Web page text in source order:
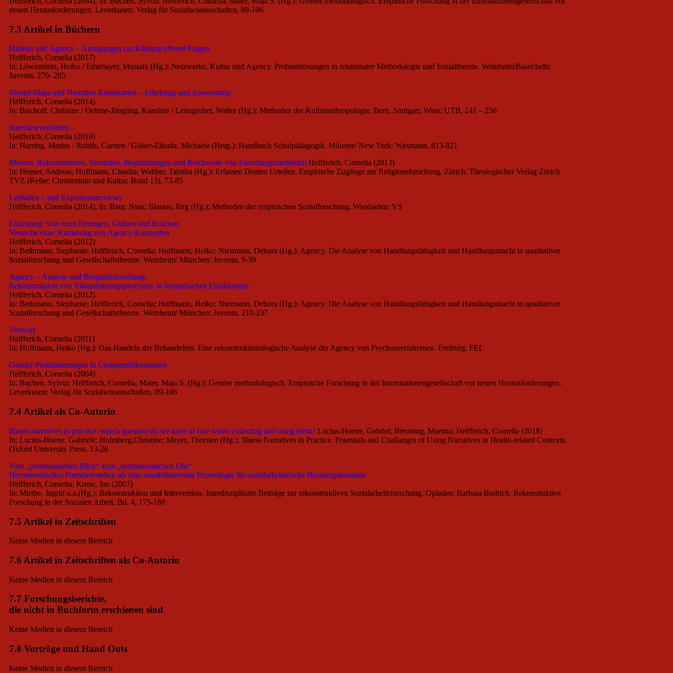
neuen Herausforderungen. Leverkusen: Verlag für Sozialwissenschaften, 89-106
7.3 Artikel in Büchern
Habitus und Agency – Anregungen zur Klärung offener Fragen
Helfferich, Cornelia (2017)
In: Löwenstein, Heiko / Emirbayer, Mustafa (Hg.): Netzwerke, Kultur und Agency. Problemlösungen in relationaler Methodologie und Sozialtheorie. Weinheim/Basel:beltz
Juventa, 270- 285
Mental Maps und Narrative Raumkarten – Erhebung und Auswertung
Helfferich, Cornelia (2014)
In: Bischoff, Christine / Oehme-Jüngling, Karoline / Leimgruber, Walter (Hg.): Methoden der Kulturanthropologie. Bern, Stuttgart, Wien: UTB, 241 – 256
Interviewverfahren
Helfferich, Cornelia (2019)
In: Harring, Marius / Rohlfs, Carsten / Gläser-Zikuda, Michaela (Hrsg.): Handbuch Schulpädagogik. Münster/ New York: Waxmann, 813-821
Messen, Rekonstruieren, Verstehen. Begründungen und Reichweite von Forschungsmethoden Helfferich, Cornelia (2013)
In: Heuser, Andreas; Hoffmann, Claudia; Walther, Tabitha (Hg.): Erfassen Deuten Urteilen. Empirische Zugänge zur Religionsforschung. Zürich: Theologischer Verlag Zürich
TVZ (Reihe: Christentum und Kultur, Band 13), 73-85
Leitfaden – und Experteninterviews
Helfferich, Cornelia (2014). In: Baur, Nina; Blasius, Jörg (Hg.): Methoden der empirischen Sozialforschung. Wiesbaden: VS
Einleitung: Von roten Heringen, Gräben und Brücken
Versuche einer Kartierung von Agency-Konzepten
Helfferich, Cornelia (2012)
In: Bethmann, Stephanie; Helfferich, Cornelia; Hoffmann, Heiko; Niermann, Debora (Hg.): Agency. Die Analyse von Handlungsfähigkeit und Handlungsmacht in qualitativer
Sozialforschung und Gesellschaftstheorie. Weinheim/ München: Juventa, 9-39
Agency – Analyse und Biografieforschung:
Rekonstruktion von Viktimisierungsprozessen in biografischen Erzählungen
Helfferich, Cornelia (2012)
In: Bethmann, Stephanie; Helfferich, Cornelia; Hoffmann, Heiko; Niermann, Debora (Hg.): Agency. Die Analyse von Handlungsfähigkeit und Handlungsmacht in qualitativer
Sozialforschung und Gesellschaftstheorie. Weinheim/ München: Juventa, 210-237
Vorwort
Helfferich, Cornelia (2011)
In: Hoffmann, Heiko (Hg.): Das Handeln der Behandelten. Eine rekonstruktionslogische Analyse der Agency von Psychoseerfahrenen. Freiburg: FEL
Gender-Positionierungen in Gruppendiskussionen
Helfferich, Cornelia (2004)
In: Buchen, Sylvia; Helfferich, Cornelia; Maier, Maja S. (Hg.): Gender methodologisch. Empirische Forschung in der Informationengesellschaft vor neuen Herausforderungen.
Leverkusen: Verlag für Sozialwissenschaften, 89-106
7.4 Artikel als Co-Autorin
Illness narratives in practice: which question do we have to face when collecting and using them? Lucius-Hoene, Gabriel; Breuning, Martina; Helfferich, Cornelia (2018)
In: Lucius-Hoene, Gabriele; Holmberg,Christine; Meyer, Thorsten (Hg.): Illness Narratives in Practice. Potentials and Challanges of Using Narratives in Health-related Contexts.
Oxford University Press, 13-26
Vom „professionellen Blick“ zum „hermeneutischen Ohr“
Hermeneutisches Fremdverstehen als eine sensibilisierende Praxeologie für sozialarbeiterische Beratungskontakte
Helfferich, Cornelia; Kruse, Jan (2007)
In: Miethe, Ingrid u.a.(Hg.): Rekonstruktion und Intervention. Interdisziplinäre Beiträge zur rekonstruktiven Sozialarbeitsforschung. Opladen: Barbara Budrich. Rekonstruktive
Forschung in der Sozialen Arbeit, Bd. 4, 175-188
7.5 Artikel in Zeitschriften
Keine Medien in diesem Bereich
7.6 Artikel in Zeitschriften als Co-Autorin
Keine Medien in diesem Bereich
7.7 Forschungsberichte,
die nicht in Buchform erschienen sind
Keine Medien in diesem Bereich
7.8 Vorträge und Hand Outs
Keine Medien in diesem Bereich